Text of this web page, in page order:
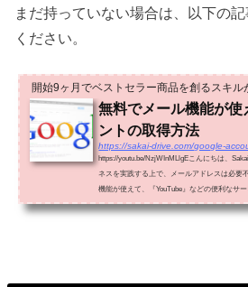
まだ持っていない場合は、以下の
ください。
開始9ヶ月でベストセラー商品を創るスキル
無料でメール機能が
ントの取得方法
https://sakai-drive.com/google-
https://youtu.be/NzjWInMLlgEこんにちは、
ネスを実践する上で、メールアドレスは必要
機能が使えて、『YouTube』などの便利なサ
ogleア...